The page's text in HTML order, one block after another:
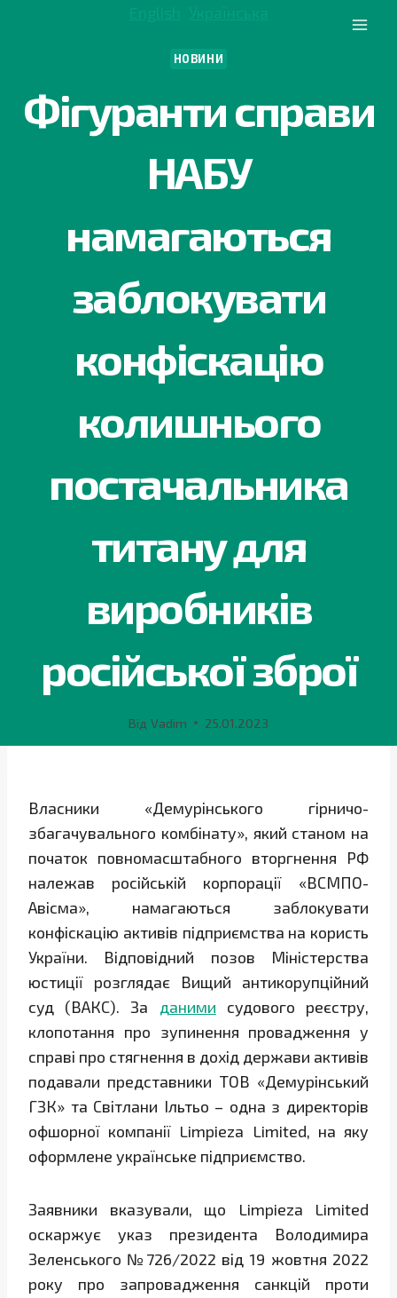
НОВИНИ
Фігуранти справи
НАБУ
намагаються
заблокувати
конфіскацію
колишнього
постачальника
титану для
виробників
російської зброї
Від Vadim 25.01.2023
Власники «Демурінського гірничо-
збагачувального комбінату», який станом на
початок повномасштабного вторгнення РФ
належав російській корпорації «ВСМПО-
Авісма», намагаються заблокувати
конфіскацію активів підприємства на користь
України. Відповідний позов Міністерства
юстиції розглядає Вищий антикорупційний
суд (ВАКС). За даними судового реєстру,
клопотання про зупинення провадження у
справі про стягнення в дохід держави активів
подавали представники ТОВ «Демурінський
ГЗК» та Світлани Ільтьо – одна з директорів
офшорної компанії Limpieza Limited, на яку
оформлене українське підприємство.
Заявники вказували, що Limpieza Limited
оскаржує указ президента Володимира
Зеленського №726/2022 від 19 жовтня 2022
року про запровадження санкцій проти